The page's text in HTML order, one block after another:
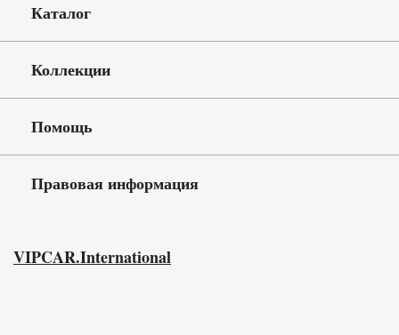
Каталог
Коллекции
Помощь
Правовая информация
VIPCAR.International